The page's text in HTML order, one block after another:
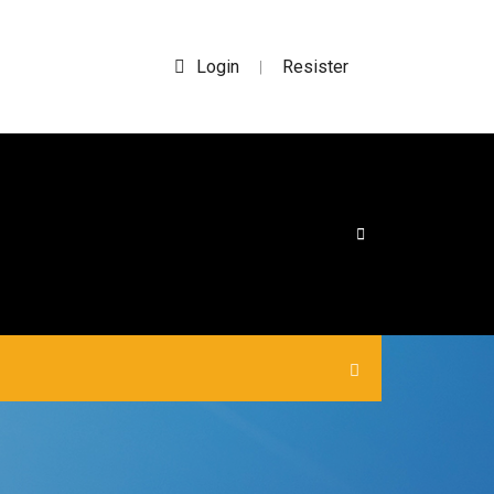
Login | Resister